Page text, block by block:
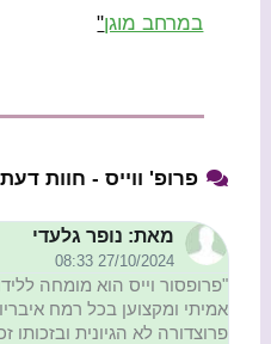
במרחב מוגן"
פרופ' ווייס - חוות
מאת: נופר גלעדי
27/10/2024 08:33
"פרופסור וייס הוא מומחה
אמיתי ומקצוען בכל רמח
פרוצדורה לא הגיונית ובזכותו